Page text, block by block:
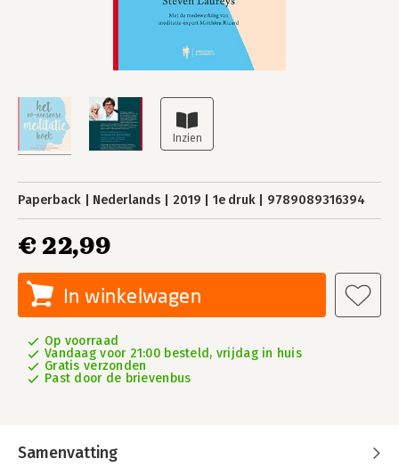
Paperback Nederlands 2019 1e druk 9789089316394
€ 22,99
In winkelwagen
Op voorraad
Vandaag voor 21:00 besteld, vrijdag in huis
Gratis verzonden
Past door de brievenbus
Samenvatting